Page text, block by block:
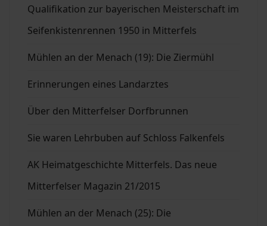
Qualifikation zur bayerischen Meisterschaft im
Seifenkistenrennen 1950 in Mitterfels
Mühlen an der Menach (19): Die Ziermühl
Erinnerungen eines Landarztes
Über den Mitterfelser Dorfbrunnen
Sie waren Lehrbuben auf Schloss Falkenfels
AK Heimatgeschichte Mitterfels. Das neue
Mitterfelser Magazin 21/2015
Mühlen an der Menach (25): Die